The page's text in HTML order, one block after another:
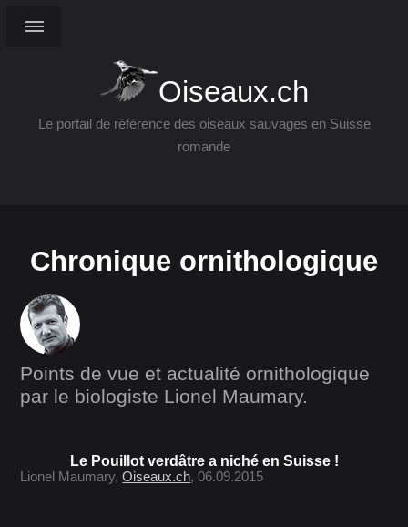
Oiseaux.ch
Le portail de référence des oiseaux sauvages en Suisse
romande
Chronique ornithologique
Points de vue et actualité ornithologique
par le biologiste Lionel Maumary.
Le Pouillot verdâtre a niché en Suisse !
Lionel Maumary,Oiseaux.ch, 06.09.2015